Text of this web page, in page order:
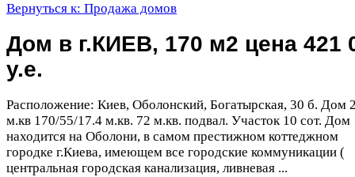
Вернуться к: Продажа домов
Дом в г.КИЕВ, 170 м2 цена 421
у.е.
Расположение: Киев, Оболонский, Богатырская, 30 б. Дом
м.кв 170/55/17.4 м.кв. 72 м.кв. подвал. Участок 10 сот. Дом
находится на Оболони, в самом престижном коттеджном
городке г.Киева, имеющем все городские коммуникации (
центральная городская канализация, ливневая ...